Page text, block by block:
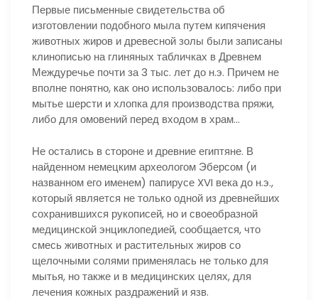
Первые письменные свидетельства об
изготовлении подобного мыла путем кипячения
животных жиров и древесной золы были записаны
клинописью на глиняных табличках в Древнем
Междуречье почти за 3 тыс. лет до н.э. Причем не
вполне понятно, как оно использовалось: либо при
мытье шерсти и хлопка для производства пряжи,
либо для омовений перед входом в храм…
Не остались в стороне и древние египтяне. В
найденном немецким археологом Эберсом (и
названном его именем) папирусе XVI века до н.э.,
который является не только одной из древнейших
сохранившихся рукописей, но и своеобразной
медицинской энциклопедией, сообщается, что
смесь животных и растительных жиров со
щелочными солями применялась не только для
мытья, но также и в медицинских целях, для
лечения кожных раздражений и язв.